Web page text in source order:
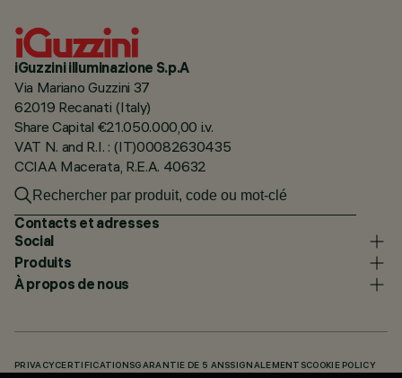
iGuzzini illuminazione S.p.A
Via Mariano Guzzini 37
62019 Recanati (Italy)
Share Capital €21.050.000,00 i.v.
VAT N. and R.I. : (IT)00082630435
CCIAA Macerata, R.E.A. 40632
Contacts et adresses
Social
Produits
À propos de nous
PRIVACY CERTIFICATIONSGARANTIE DE 5 ANSSIGNALEMENTSCOOKIE POLICY